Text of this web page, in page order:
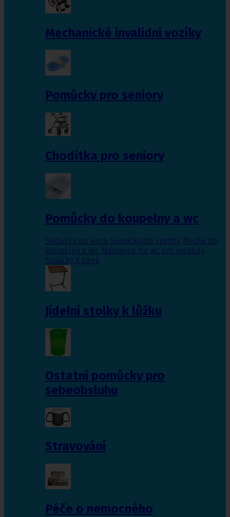
Mechanické invalidní vozíky
Pomůcky pro seniory
Chodítka pro seniory
Pomůcky do koupelny a wc
Sedačky do vany, Sedačky do sprchy, Madla do
koupelny a wc, Nástavce na wc pro invalidy,
Stoličky k vaně
Jídelní stolky k lůžku
Ostatní pomůcky pro
sebeobsluhu
Stravování
Péče o nemocného